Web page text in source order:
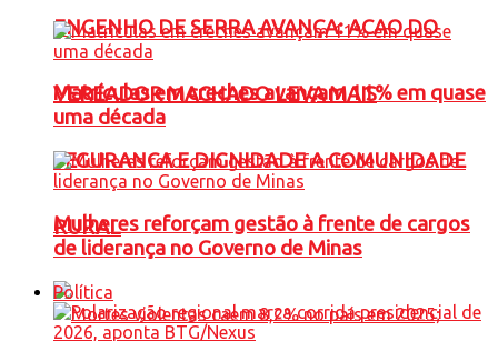
ENGENHO DE SERRA AVANÇA: ACAO DO
VEREADOR MACHADO LEVA MAIS
SEGURANCA E DIGNIDADE A COMUNIDADE
RURAL
Matrículas em creches avançam 11% em quase
uma década
Mulheres reforçam gestão à frente de cargos
de liderança no Governo de Minas
Política